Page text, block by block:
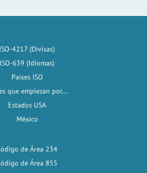
ISO-4217 (Divisas)
ISO-639 (Idiomas)
Países ISO
que empiezan por...
Estados USA
México
de Área 234
de Área 855